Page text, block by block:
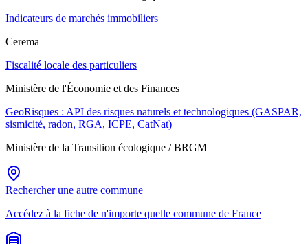
Indicateurs de marchés immobiliers
Cerema
Fiscalité locale des particuliers
Ministère de l'Économie et des Finances
GeoRisques : API des risques naturels et technologiques (GASPAR,
sismicité, radon, RGA, ICPE, CatNat)
Ministère de la Transition écologique / BRGM
Rechercher une autre commune
Accédez à la fiche de n'importe quelle commune de France